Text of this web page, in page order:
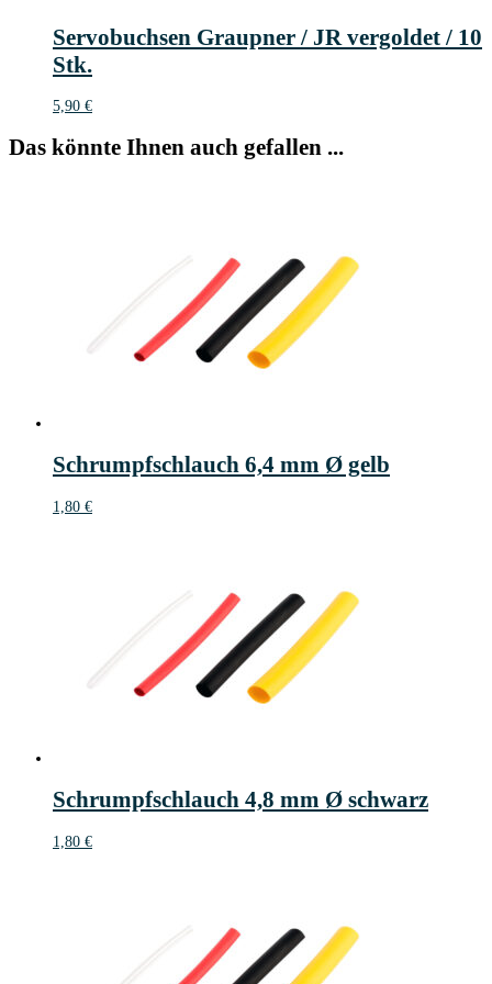
Servobuchsen Graupner / JR vergoldet / 10
Stk.
5,90 €
Das könnte Ihnen auch gefallen ...
Schrumpfschlauch 6,4 mm Ø gelb
1,80 €
Schrumpfschlauch 4,8 mm Ø schwarz
1,80 €